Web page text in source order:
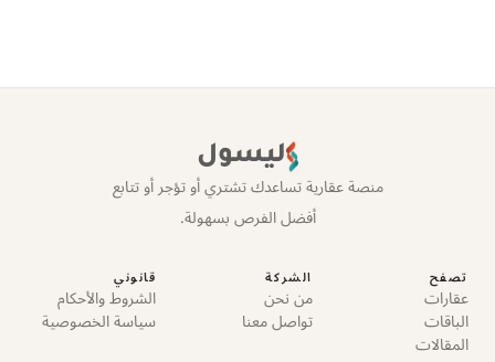
ليسول
منصة عقارية تساعدك تشتري أو تؤجر أو تتابع
أفضل الفرص بسهولة.
تصفح
عقارات
الباقات
المقالات
الشركة
من نحن
تواصل معنا
قانوني
الشروط والأحكام
سياسة الخصوصية